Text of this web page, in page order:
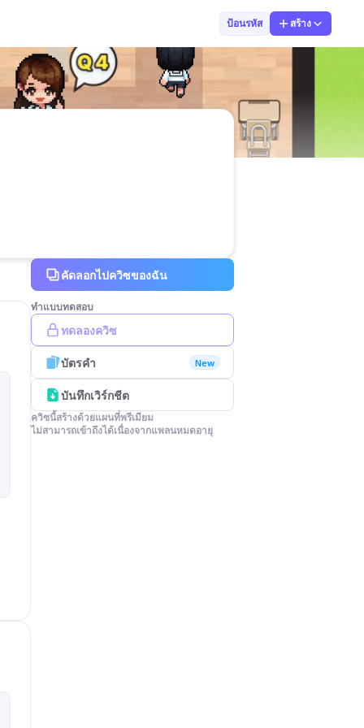
ป้อนรหัส สร้าง
คัดลอกไปควิซของฉัน
ทำแบบทดสอบ
ทดลองควิซ
บัตรคำ New
บันทึกเวิร์กชีต
ควิซนี้สร้างด้วยแผนที่พรีเมียม
ไม่สามารถเข้าถึงได้เนื่องจากแพลนหมดอายุ